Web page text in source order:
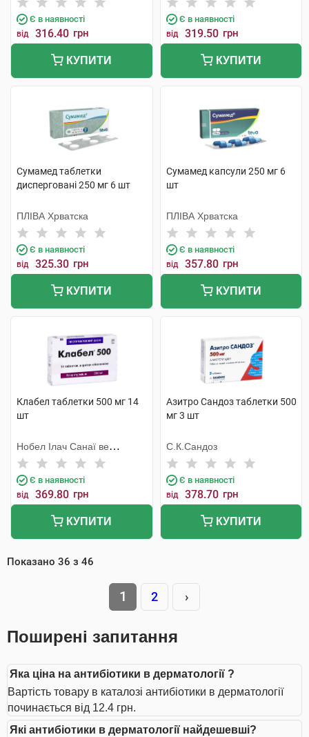
Є в наявності
від 316.40 грн
КУПИТИ
Є в наявності
від 319.50 грн
КУПИТИ
Сумамед таблетки
дисперговані 250 мг 6 шт
ПЛІВА Хрватска
Є в наявності
від 325.30 грн
КУПИТИ
Сумамед капсули 250 мг 6
шт
ПЛІВА Хрватска
Є в наявності
від 357.80 грн
КУПИТИ
Клабел таблетки 500 мг 14
шт
Нобел Ілач Санаї ве
Тіджарет
Є в наявності
від 369.80 грн
КУПИТИ
Азитро Сандоз таблетки 500
мг 3 шт
С.К.Сандоз
Є в наявності
від 378.70 грн
КУПИТИ
Показано 36 з 46
1 2 ›
Поширені запитання
Яка ціна на антибіотики в дерматології ?
Вартість товару в каталозі антибіотики в дерматології
починається від 12.4 грн.
Які антибіотики в дерматології найдешевші?